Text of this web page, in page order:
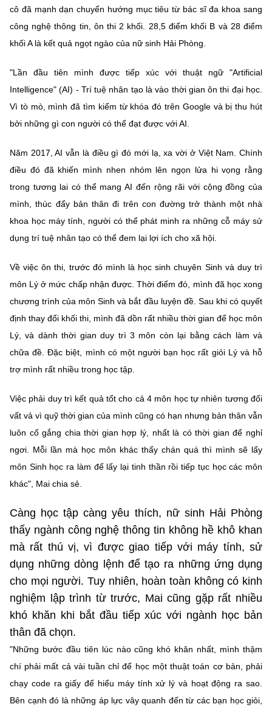
BỘ KHOA HỌC VÀ CÔNG NGHỆ
Cơ quan chủ quản: Bộ Khoa học và Công nghệ (MST)
Giám đốc Trung tâm Truyền thông Khoa học và Công nghệ.
Địa chỉ: Ban Biên tập Cổng TTĐT - 18 Nguyễn Du, TP. Hà Nội
Điện thoại: 024 3936 9506
stc@mst.gov.vn
©2026 Bản quyền thuộc Bộ Khoa Học và Công Nghệ
(Ghi rõ nguồn "https://mst.gov.vn" khi phát hành lại thông tin từ
website này)
cô đã mạnh dạn chuyển hướng mục tiêu từ bác sĩ đa khoa sang
công nghệ thông tin, ôn thi 2 khối. 28,5 điểm khối B và 28 điểm
khối A là kết quả ngọt ngào của nữ sinh Hải Phòng.
"Lần đầu tiên mình được tiếp xúc với thuật ngữ "Artificial
Intelligence" (AI) - Trí tuệ nhân tạo là vào thời gian ôn thi đại học.
Vì tò mò, mình đã tìm kiếm từ khóa đó trên Google và bị thu hút
bởi những gì con người có thể đạt được với AI.
Năm 2017, AI vẫn là điều gì đó mới lạ, xa vời ở Việt Nam. Chính
điều đó đã khiến mình nhen nhóm lên ngọn lửa hi vọng rằng
trong tương lai có thể mang AI đến rộng rãi với cộng đồng của
mình, thúc đẩy bản thân đi trên con đường trở thành một nhà
khoa học máy tính, người có thể phát minh ra những cỗ máy sử
dụng trí tuệ nhân tạo có thể đem lại lợi ích cho xã hội.
Về việc ôn thi, trước đó mình là học sinh chuyên Sinh và duy trì
môn Lý ở mức chấp nhận được. Thời điểm đó, mình đã học xong
chương trình của môn Sinh và bắt đầu luyện đề. Sau khi có quyết
định thay đổi khối thi, mình đã dồn rất nhiều thời gian để học môn
Lý, và dành thời gian duy trì 3 môn còn lại bằng cách làm và
chữa đề. Đặc biệt, mình có một người bạn học rất giỏi Lý và hỗ
trợ mình rất nhiều trong học tập.
Việc phải duy trì kết quả tốt cho cả 4 môn học tự nhiên tương đối
vất vả vì quỹ thời gian của mình cũng có hạn nhưng bản thân vẫn
luôn cố gắng chia thời gian hợp lý, nhất là có thời gian để nghỉ
ngơi. Mỗi lần mà học môn khác thấy chán quá thì mình sẽ lấy
môn Sinh học ra làm để lấy lại tinh thần rồi tiếp tục học các môn
khác", Mai chia sẻ.
Càng học tập càng yêu thích, nữ sinh Hải Phòng
thấy ngành công nghệ thông tin không hề khô khan
mà rất thú vị, vì được giao tiếp với máy tính, sử
dụng những dòng lệnh để tạo ra những ứng dụng
cho mọi người. Tuy nhiên, hoàn toàn không có kinh
nghiệm lập trình từ trước, Mai cũng gặp rất nhiều
khó khăn khi bắt đầu tiếp xúc với ngành học bản
thân đã chọn.
"Những bước đầu tiên lúc nào cũng khó khăn nhất, mình thậm
chí phải mất cả vài tuần chỉ để học một thuật toán cơ bản, phải
chạy code ra giấy để hiểu máy tính xử lý và hoạt động ra sao.
Bên cạnh đó là những áp lực vây quanh đến từ các bạn học giỏi,